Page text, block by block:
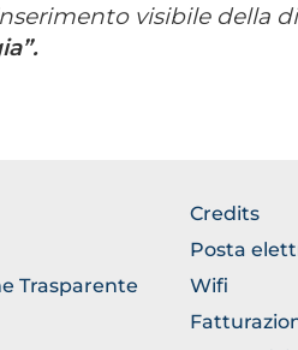
visibile della
Trasparente
FOOTER
Credits
Posta
Wifi